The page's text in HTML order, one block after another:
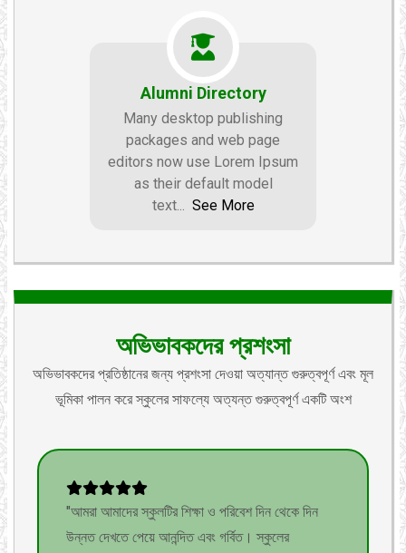
Alumni Directory
Many desktop publishing
packages and web page
editors now use Lorem Ipsum
as their default model
text... See More
অভিভাবকদের প্রশংসা
অভিভাবকদের প্রতিষ্ঠানের জন্য প্রশংসা দেওয়া অত্যান্ত গুরুত্বপূর্ণ এবং মূল
ভূমিকা পালন করে স্কুলের সাফল্যে অত্যন্ত গুরুত্বপূর্ণ একটি অংশ
"আমরা আমাদের স্কুলটির শিক্ষা ও পরিবেশ দিন থেকে দিন
উন্নত দেখতে পেয়ে আনন্দিত এবং গর্বিত। স্কুলের